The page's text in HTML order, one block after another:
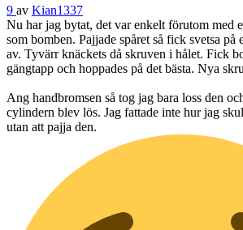
9 av Kian1337
Nu har jag bytat, det var enkelt förutom med
som bomben. Pajjade spåret så fick svetsa på
av. Tyvärr knäckets då skruven i hålet. Fick
gängtapp och hoppades på det bästa. Nya
Ang handbromsen så tog jag bara loss den
cylindern blev lös. Jag fattade inte hur jag
utan att pajja den.